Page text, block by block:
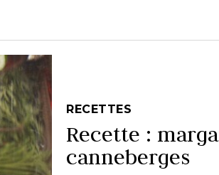
RECETTES
Recette :
canneberges